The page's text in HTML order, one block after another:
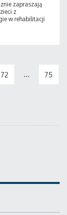
zapraszają
z
w rehabilitacji
72 ... 75